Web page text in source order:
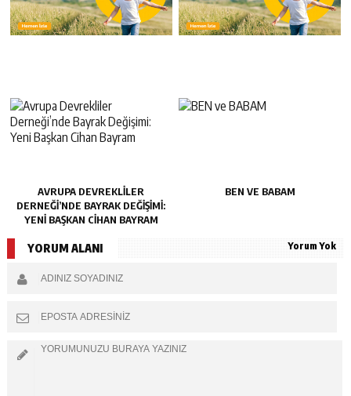
AVRUPA DEVREKLILER
DERNEĞI’NDE BAYRAK DEĞIŞIMI:
YENI BAŞKAN CIHAN BAYRAM
BEN VE BABAM
YORUM ALANI Yorum Yok